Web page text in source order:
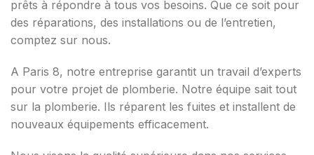
prêts à répondre à tous vos besoins. Que ce soit pour
des réparations, des installations ou de l’entretien,
comptez sur nous.
A Paris 8, notre entreprise garantit un travail d’experts
pour votre projet de plomberie. Notre équipe sait tout
sur la plomberie. Ils réparent les fuites et installent de
nouveaux équipements efficacement.